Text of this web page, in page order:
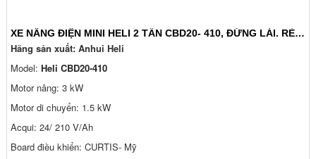
XE NÂNG ĐIỆN MINI HELI 2 TẤN CBD20- 410, ĐỨNG LÁI. RẺ NHẤT
Hãng sản xuất: Anhui Heli
Model: Heli CBD20-410
Motor nâng: 3 kW
Motor di chuyển: 1.5 kW
Acqui: 24/ 210 V/Ah
Board điều khiển: CURTIS- Mỹ